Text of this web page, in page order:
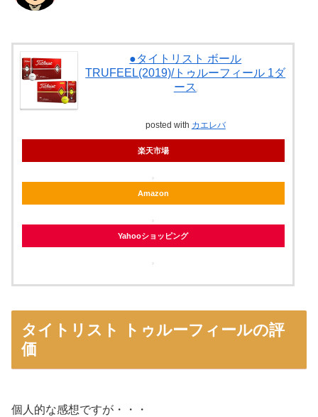
●タイトリスト ボール
TRUFEEL(2019)/トゥルーフィール 1ダ
ース
posted with カエレバ
楽天市場
Amazon
Yahooショッピング
タイトリスト トゥルーフィールの評
価
個人的な感想ですが・・・